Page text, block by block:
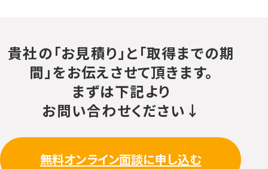
貴社の「お見積り」と「取得までの期
間」をお伝えさせて頂きます。
まずは下記より
お問い合わせください↓
無料オンライン面談に申し込む